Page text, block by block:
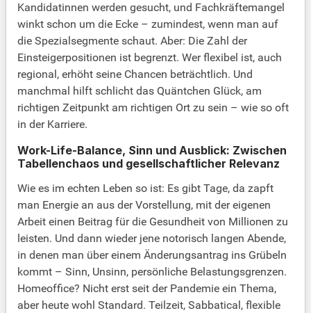
Kandidatinnen werden gesucht, und Fachkräftemangel
winkt schon um die Ecke – zumindest, wenn man auf
die Spezialsegmente schaut. Aber: Die Zahl der
Einsteigerpositionen ist begrenzt. Wer flexibel ist, auch
regional, erhöht seine Chancen beträchtlich. Und
manchmal hilft schlicht das Quäntchen Glück, am
richtigen Zeitpunkt am richtigen Ort zu sein – wie so oft
in der Karriere.
Work-Life-Balance, Sinn und Ausblick: Zwischen
Tabellenchaos und gesellschaftlicher Relevanz
Wie es im echten Leben so ist: Es gibt Tage, da zapft
man Energie an aus der Vorstellung, mit der eigenen
Arbeit einen Beitrag für die Gesundheit von Millionen zu
leisten. Und dann wieder jene notorisch langen Abende,
in denen man über einem Änderungsantrag ins Grübeln
kommt – Sinn, Unsinn, persönliche Belastungsgrenzen.
Homeoffice? Nicht erst seit der Pandemie ein Thema,
aber heute wohl Standard. Teilzeit, Sabbatical, flexible